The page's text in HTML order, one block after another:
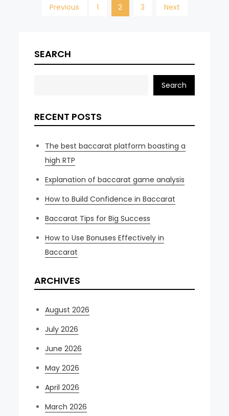
Posts
Previous 1 2 3 Next
SEARCH
Search
RECENT POSTS
The best baccarat platform boasting a
high RTP
Explanation of baccarat game analysis
How to Build Confidence in Baccarat
Baccarat Tips for Big Success
How to Use Bonuses Effectively in
Baccarat
ARCHIVES
August 2026
July 2026
June 2026
May 2026
April 2026
March 2026